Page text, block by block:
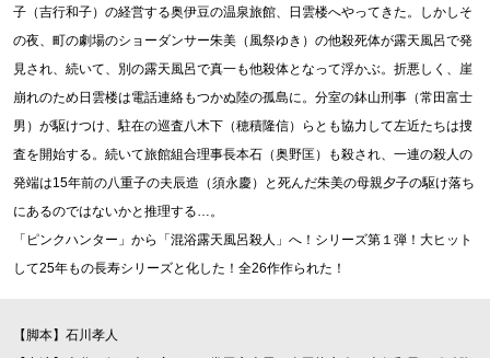
子（吉行和子）の経営する奥伊豆の温泉旅館、日雲楼へやってきた。しかしそ
の夜、町の劇場のショーダンサー朱美（風祭ゆき）の他殺死体が露天風呂で発
見され、続いて、別の露天風呂で真一も他殺体となって浮かぶ。折悪しく、崖
崩れのため日雲楼は電話連絡もつかぬ陸の孤島に。分室の鉢山刑事（常田富士
男）が駆けつけ、駐在の巡査八木下（穂積隆信）らとも協力して左近たちは捜
査を開始する。続いて旅館組合理事長本石（奥野匡）も殺され、一連の殺人の
発端は15年前の八重子の夫辰造（須永慶）と死んだ朱美の母親夕子の駆け落ち
にあるのではないかと推理する…。
「ピンクハンター」から「混浴露天風呂殺人」へ！シリーズ第１弾！大ヒット
して25年もの長寿シリーズと化した！全26作作られた！
【脚本】石川孝人